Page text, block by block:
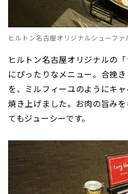
ヒルトン名古屋オリジナルシューファ
ヒルトン名古屋オリジナルの
にぴったりなメニュー。合挽
を、ミルフィーユのようにキ
焼き上げました。お肉の旨み
てもジューシーです。